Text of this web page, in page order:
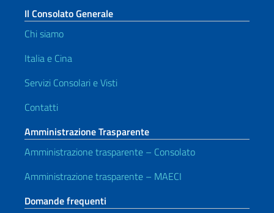
Il Consolato Generale
Chi siamo
Italia e Cina
Servizi Consolari e Visti
Contatti
Amministrazione Trasparente
Amministrazione trasparente – Consolato
Amministrazione trasparente – MAECI
Domande frequenti